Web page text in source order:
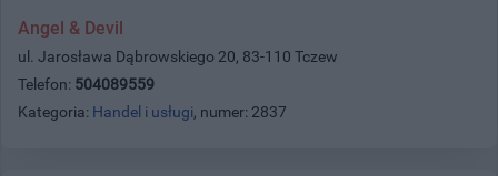
Angel & Devil
ul. Jarosława Dąbrowskiego 20, 83-110 Tczew
Telefon: 504089559
Kategoria: Handel i usługi, numer: 2837